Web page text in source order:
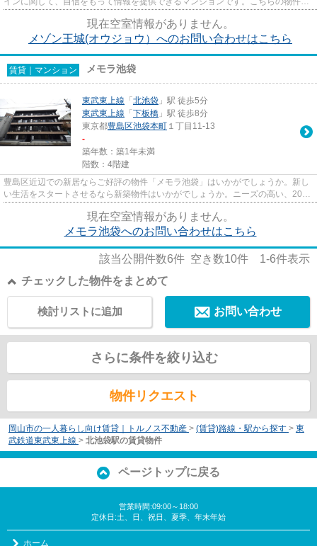
現在空室情報がありません。
メゾン王城(オウジョウ）へのお問い合わせはこちら
賃貸｜マンション メモラ池袋
東武東上線 「 北池袋 」駅 徒歩5分
東武東上線 「 下板橋 」駅 徒歩8分
東京都豊島区池袋本町 １丁目11-13
-
築年数：築1年未満
階数：4階建
豊島区近辺での新居ならご好評の物件「メモラ池袋」はいかがでしょうか。新し
い生活をスタートさせるなら新築物件はいかがでしょうか。ニーズの高い、2026
現在空室情報がありません。
メモラ池袋へのお問い合わせはこちら
該当公開件数6件 空き数10件 1-6件表示
チェックした物件をまとめて
お問い合わせ
検討リストに追加
さらに条件を絞り込む
物件リクエスト
岡山市の一人暮らし向け賃貸｜トルノス不動産 > (賃貸)路線・駅から探す > 東
武鉄道東武東上線 > 北池袋駅の賃貸物件
ページトップに戻る
営業時間:09:00～18:00
定休日:土、日、祝日、夏季、年末年始
ホーム